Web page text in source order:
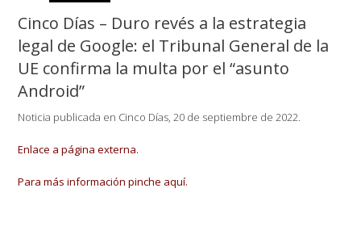
Cinco Días – Duro revés a la estrategia
legal de Google: el Tribunal General de la
UE confirma la multa por el “asunto
Android”
Noticia publicada en Cinco Días, 20 de septiembre de 2022.
Enlace a página externa.
Para más información pinche aquí.